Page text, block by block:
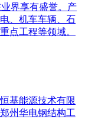
界享有盛誉。产
、机车车辆、石
点工程等领域。
基能源技术有限
州华电钢结构工